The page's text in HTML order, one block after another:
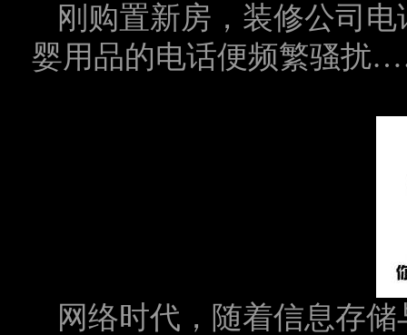
刚购置新房，装修公司
婴用品的电话便频繁骚
网络时代，随着信息存